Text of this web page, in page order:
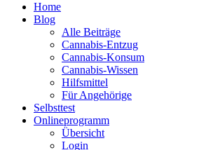
Home
Blog
Alle Beiträge
Cannabis-Entzug
Cannabis-Konsum
Cannabis-Wissen
Hilfsmittel
Für Angehörige
Selbsttest
Onlineprogramm
Übersicht
Login